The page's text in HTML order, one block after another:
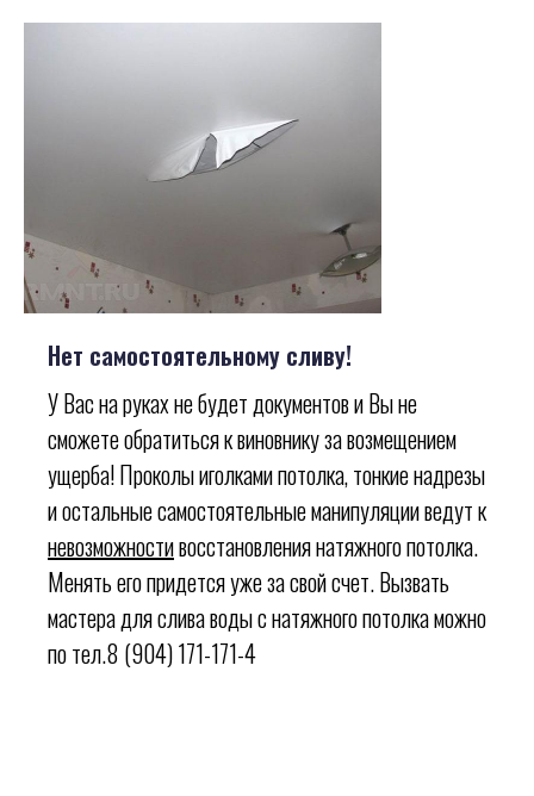
Нет самостоятельному сливу!
У Вас на руках не будет документов и Вы не
сможете обратиться к виновнику за возмещением
ущерба! Проколы иголками потолка, тонкие надрезы
и остальные самостоятельные манипуляции ведут к
невозможностивосстановления натяжного потолка.
Менять его придется уже за свой счет. Вызвать
мастера для слива воды с натяжного потолка можно
по тел.8 (904) 171-171-4